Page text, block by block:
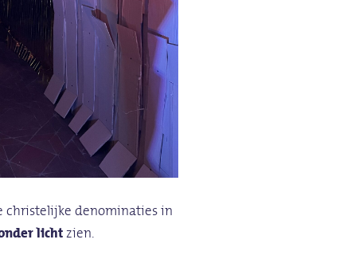
christelijke denominaties in
lichtzien.